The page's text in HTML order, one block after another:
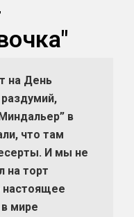
на День
в
что там
И мы не
на торт
настоящее
мире